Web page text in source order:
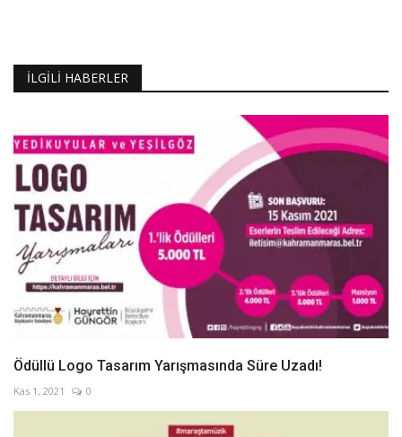
İLGILI HABERLER
Ödüllü Logo Tasarım Yarışmasında Süre Uzadı!
Kas 1, 2021 0